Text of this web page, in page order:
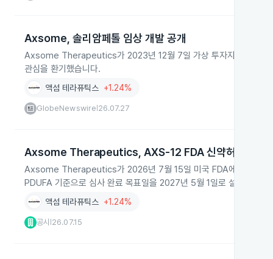
Axsome, 솔리암페톨 임상 개발 공개
Axsome Therapeutics가 2023년 12월 7일 가상 투자자 행사에서
관심을 환기했습니다.
액섬 테라퓨틱스 +1.24%
GlobeNewswire 26.07.27
Axsome Therapeutics, AXS-12 FDA 신약허가신청
Axsome Therapeutics가 2026년 7월 15일 미국 FDA에 기면증
PDUFA 기준으로 심사 완료 목표일을 2027년 5월 1일로 설정했습니
액섬 테라퓨틱스 +1.24%
공시 26.07.15